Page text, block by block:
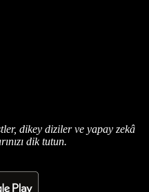
dikey diziler ve yapay zekâ
dik tutun.